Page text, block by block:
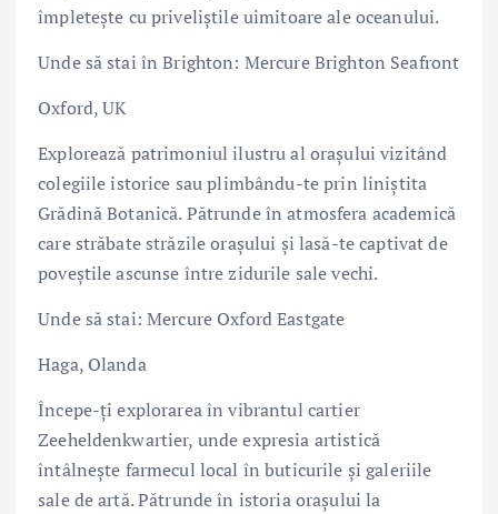
împletește cu priveliștile uimitoare ale oceanului.
Unde să stai în Brighton: Mercure Brighton Seafront
Oxford, UK
Explorează patrimoniul ilustru al orașului vizitând
colegiile istorice sau plimbându-te prin liniștita
Grădină Botanică. Pătrunde în atmosfera academică
care străbate străzile orașului și lasă-te captivat de
poveștile ascunse între zidurile sale vechi.
Unde să stai: Mercure Oxford Eastgate
Haga, Olanda
Începe-ți explorarea în vibrantul cartier
Zeeheldenkwartier, unde expresia artistică
întâlnește farmecul local în buticurile și galeriile
sale de artă. Pătrunde în istoria orașului la